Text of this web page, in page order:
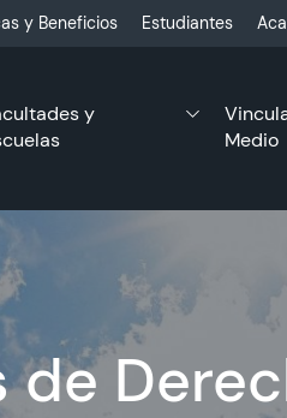
y Beneficios Estudiantes
y
Medio
de